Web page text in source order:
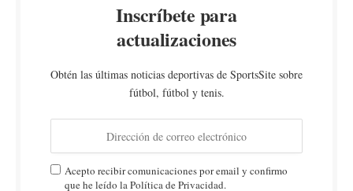
Inscríbete para
actualizaciones
Obtén las últimas noticias deportivas de SportsSite sobre
fútbol, fútbol y tenis.
Acepto recibir comunicaciones por email y confirmo
que he leído la Política de Privacidad.